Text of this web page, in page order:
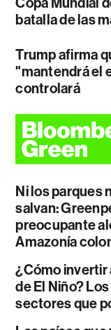
batalla de las
Trump afirma
"mantendrá el
controlará
Ni los parques
salvan:
preocupante
Amazonía
¿Cómo
de El Niño?
sectores que